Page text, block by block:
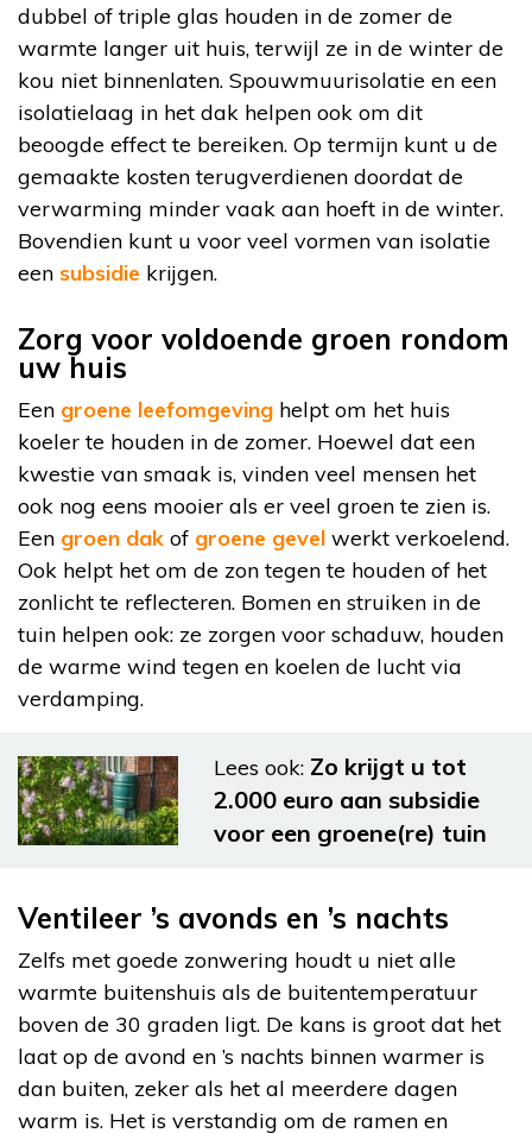
dubbel of triple glas houden in de zomer de
warmte langer uit huis, terwijl ze in de winter de
kou niet binnenlaten. Spouwmuurisolatie en een
isolatielaag in het dak helpen ook om dit
beoogde effect te bereiken. Op termijn kunt u de
gemaakte kosten terugverdienen doordat de
verwarming minder vaak aan hoeft in de winter.
Bovendien kunt u voor veel vormen van isolatie
een subsidie krijgen.
Zorg voor voldoende groen rondom
uw huis
Een groene leefomgeving helpt om het huis
koeler te houden in de zomer. Hoewel dat een
kwestie van smaak is, vinden veel mensen het
ook nog eens mooier als er veel groen te zien is.
Een groen dak of groene gevel werkt verkoelend.
Ook helpt het om de zon tegen te houden of het
zonlicht te reflecteren. Bomen en struiken in de
tuin helpen ook: ze zorgen voor schaduw, houden
de warme wind tegen en koelen de lucht via
verdamping.
Lees ook: Zo krijgt u tot
2.000 euro aan subsidie
voor een groene(re) tuin
Ventileer ’s avonds en ’s nachts
Zelfs met goede zonwering houdt u niet alle
warmte buitenshuis als de buitentemperatuur
boven de 30 graden ligt. De kans is groot dat het
laat op de avond en ’s nachts binnen warmer is
dan buiten, zeker als het al meerdere dagen
warm is. Het is verstandig om de ramen en